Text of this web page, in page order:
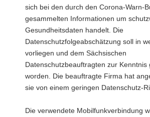
sich bei den durch den Corona-Warn-
gesammelten Informationen um
Gesundheitsdaten handelt. Die
Datenschutzfolgeabschätzung soll in
vorliegen und dem Sächsischen
Datenschutzbeauftragten zur Kenntnis
worden. Die beauftragte Firma hat
sie von einem geringen Datenschutz-
Die verwendete Mobilfunkverbindung